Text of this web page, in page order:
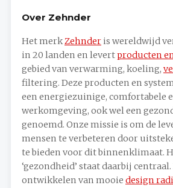
Over Zehnder
Het merkZehnder is wereldwijd
in 20 landen en levertproducten
gebied van verwarming, koeling,
filtering. Deze producten en
een energiezuinige, comfortabele
werkomgeving, ook wel een
genoemd. Onze missie is om de
mensen te verbeteren door
te bieden voor dit binnenklimaat.
‘gezondheid’ staat daarbij
ontwikkelen van mooie design